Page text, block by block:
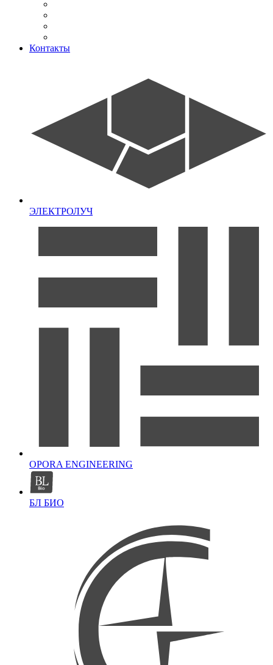
Контакты
ЭЛЕКТРОЛУЧ
OPORA ENGINEERING
БЛ БИО